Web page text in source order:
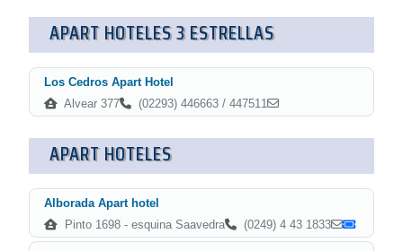
APART HOTELES 3 ESTRELLAS
Los Cedros Apart Hotel
Alvear 377
(02293) 446663 / 447511
APART HOTELES
Alborada Apart hotel
Pinto 1698 - esquina Saavedra
(0249) 4 43 1833